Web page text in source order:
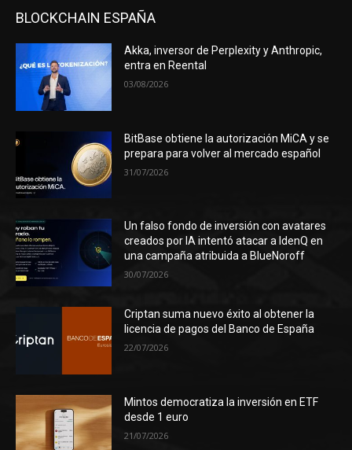
BLOCKCHAIN ESPAÑA
Akka, inversor de Perplexity y Anthropic,
entra en Reental
03/08/2026
BitBase obtiene la autorización MiCA y se
prepara para volver al mercado español
31/07/2026
Un falso fondo de inversión con avatares
creados por IA intentó atacar a IdenQ en
una campaña atribuida a BlueNoroff
30/07/2026
Criptan suma nuevo éxito al obtener la
licencia de pagos del Banco de España
22/07/2026
Mintos democratiza la inversión en ETF
desde 1 euro
21/07/2026